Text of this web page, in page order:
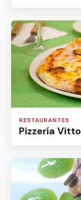
RESTAURANTES
Pizzería